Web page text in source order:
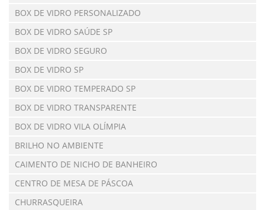
BOX DE VIDRO PERSONALIZADO
BOX DE VIDRO SAÚDE SP
BOX DE VIDRO SEGURO
BOX DE VIDRO SP
BOX DE VIDRO TEMPERADO SP
BOX DE VIDRO TRANSPARENTE
BOX DE VIDRO VILA OLÍMPIA
BRILHO NO AMBIENTE
CAIMENTO DE NICHO DE BANHEIRO
CENTRO DE MESA DE PÁSCOA
CHURRASQUEIRA